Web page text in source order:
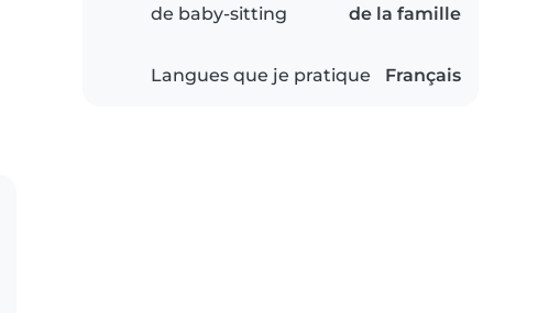
de baby-sitting
de la famille
Langues que je pratique Français